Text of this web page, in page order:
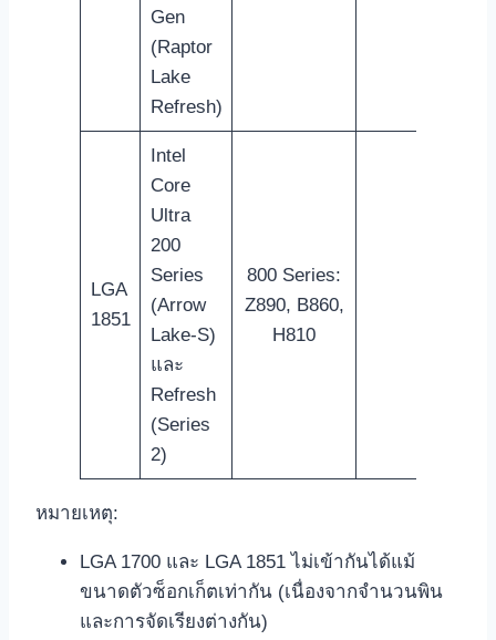
Gen
(Raptor
Lake
Refresh)
LGA
1851
Intel
Core
Ultra
200
Series
(Arrow
Lake-S)
และ
Refresh
(Series
2)
800 Series:
Z890, B860,
H810
หมายเหตุ:
LGA 1700 และ LGA 1851 ไม่เข้ากันได้แม้
ขนาดตัวซ็อกเก็ตเท่ากัน (เนื่องจากจำนวนพิน
และการจัดเรียงต่างกัน)